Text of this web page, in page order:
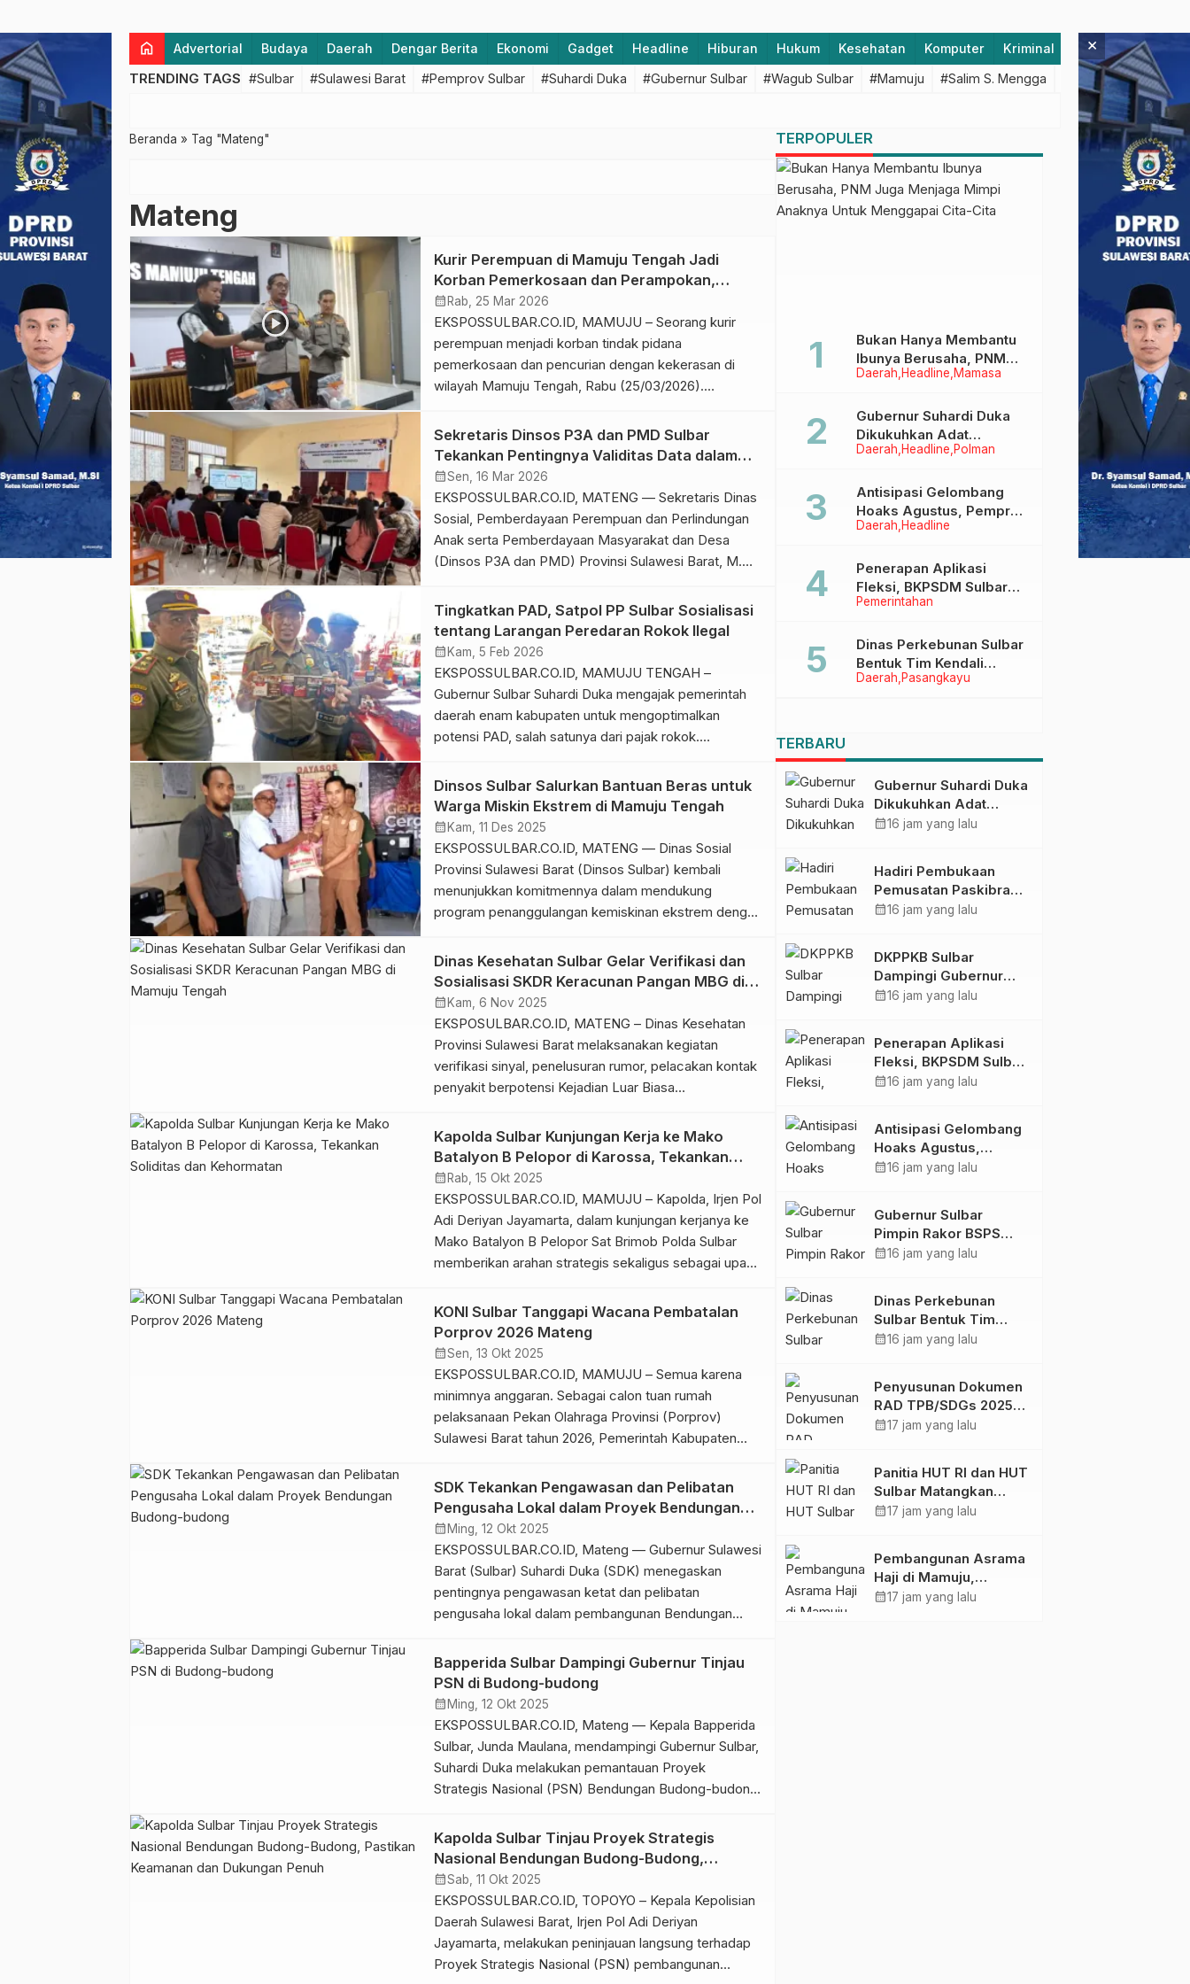
home Advertorial Budaya Daerah Dengar Berita Ekonomi Gadget Headline Hiburan Hukum Kesehatan Komputer Kriminal Lifestyle
TRENDING TAGS #Sulbar #Sulawesi Barat #Pemprov Sulbar #Suhardi Duka #Gubernur Sulbar #Wagub Sulbar #Mamuju #Salim S. Mengga #featured #Polda
Beranda » Tag "Mateng"
Mateng
Kurir Perempuan di Mamuju Tengah Jadi
Korban Pemerkosaan dan Perampokan,
Pelaku Ditangkap Polisi
calendar_month Rab, 25 Mar 2026
EKSPOSSULBAR.CO.ID, MAMUJU – Seorang kurir
perempuan menjadi korban tindak pidana
pemerkosaan dan pencurian dengan kekerasan di
wilayah Mamuju Tengah, Rabu (25/03/2026).
peristiwa bermula saat pelaku memesan jasa antar
kepada korban dengan dalih menjemput ibunya dari
Desa Tapilina menuju Desa Tumbu. Namun, setibanya
di lokasi kejadian, pelaku justru mengancam korban
[…]
Sekretaris Dinsos P3A dan PMD Sulbar
Tekankan Pentingnya Validitas Data dalam
Penanganan ATS di Daerah
calendar_monthSen, 16 Mar 2026
EKSPOSSULBAR.CO.ID, MATENG — Sekretaris Dinas
Sosial, Pemberdayaan Perempuan dan Perlindungan
Anak serta Pemberdayaan Masyarakat dan Desa
(Dinsos P3A dan PMD) Provinsi Sulawesi Barat, M.
kegiatan Pelatihan Rekonfirmasi Data Anak Tidak
Sekolah (ATS) di Kabupaten Mamuju Tengah.
Kegiatan yang dilaksanakan oleh Dinas Pendidikan dan
Kebudayaan Provinsi Sulawesi Barat tersebut
berlangsung […]
Tingkatkan PAD, Satpol PP Sulbar Sosialisasi
tentang Larangan Peredaran Rokok Ilegal
calendar_month Kam, 5 Feb 2026
EKSPOSSULBAR.CO.ID, MAMUJU TENGAH –
Gubernur Sulbar Suhardi Duka mengajak pemerintah
daerah enam kabupaten untuk mengoptimalkan
potensi PAD, salah satunya dari pajak rokok.
Sulbar konsisten melakukan sosialisasi larangan
peredaran rokok ilegal di enam kabupaten. Kepala
Bidang Penegakan Perundang Undangan Daerah,
Dermawan mengemukakan, sosialisasi ini dilakukan
dengan bekerjasama Satpol […]
Dinsos Sulbar Salurkan Bantuan Beras untuk
Warga Miskin Ekstrem di Mamuju Tengah
calendar_month Kam, 11 Des 2025
EKSPOSSULBAR.CO.ID, MATENG — Dinas Sosial
Provinsi Sulawesi Barat (Dinsos Sulbar) kembali
menunjukkan komitmennya dalam mendukung
program penanggulangan kemiskinan ekstrem dengan
mampu di Kabupaten Mamuju Tengah pada Selasa, 9
Desember 2025. Penyaluran bantuan tersebut
dilakukan langsung oleh Kepala Bidang Perlindungan
dan Jaminan Sosial (Linjamsos) Dinsos Sulbar, Surdin,
yang hadir mewakili […]
Dinas Kesehatan Sulbar Gelar Verifikasi dan
Sosialisasi SKDR Keracunan Pangan MBG di
Mamuju Tengah
calendar_month Kam, 6 Nov 2025
EKSPOSULBAR.CO.ID, MATENG – Dinas Kesehatan
Provinsi Sulawesi Barat melaksanakan kegiatan
verifikasi sinyal, penelusuran rumor, pelacakan kontak
penyakit berpotensi Kejadian Luar Biasa
pencatatan dan pelaporan keracunan pangan pada
program Makanan Bergizi Gratis (MBG) pada aplikasi
Sistem Kewaspadaan Dini dan Respon (SKDR).
Kegiatan ini berlangsung di Kabupaten Mamuju
Tengah pada 3–5 November […]
Kapolda Sulbar Kunjungan Kerja ke Mako
Batalyon B Pelopor di Karossa, Tekankan
Soliditas dan Kehormatan
calendar_month Rab, 15 Okt 2025
EKSPOSSULBAR.CO.ID, MAMUJU – Kapolda, Irjen Pol
Adi Deriyan Jayamarta, dalam kunjungan kerjanya ke
Mako Batalyon B Pelopor Sat Brimob Polda Sulbar
memberikan arahan strategis sekaligus sebagai upaya
jajarannya dalam menajaga stabilitas kamtibmas,
Selasa (14/10/25) Dalam arahannya, Kapolda Sulbar
menyampaikan kekagumannya terhadap integritas,
semangat juang dan loyalitas anggota Brimob.
“Batalyon […]
KONI Sulbar Tanggapi Wacana Pembatalan
Porprov 2026 Mateng
calendar_monthSen, 13 Okt 2025
EKSPOSSULBAR.CO.ID, MAMUJU – Semua karena
minimnya anggaran. Sebagai calon tuan rumah
pelaksanaan Pekan Olahraga Provinsi (Porprov)
Sulawesi Barat tahun 2026, Pemerintah Kabupaten
untuk gelaran empat tahunan itu. Arsal Aras, Bupati
Mamuju Tengah bahkan telah memberi penegasan
seputar ketidakmampuannta untuk melaksanan
Porprov tahun depan. Kata dia, besarnya pemotongan
anggaran oleh pemerintah […]
SDK Tekankan Pengawasan dan Pelibatan
Pengusaha Lokal dalam Proyek Bendungan
Budong-budong
calendar_month Ming, 12 Okt 2025
EKSPOSSULBAR.CO.ID, Mateng — Gubernur Sulawesi
Barat (Sulbar) Suhardi Duka (SDK) menegaskan
pentingnya pengawasan ketat dan pelibatan
pengusaha lokal dalam pembangunan Bendungan
Topoyo, Kabupaten Mamuju Tengah (Mateng). Hal itu
disampaikan SDK saat meninjau langsung Proyek
Strategis Nasional (PSN) senilai Rp1,029 triliun
tersebut, Sabtu (11/10/2025). Dalam kunjungan itu, SDK
didampingi Kapolda Sulbar […]
Bapperida Sulbar Dampingi Gubernur Tinjau
PSN di Budong-budong
calendar_month Ming, 12 Okt 2025
EKSPOSSULBAR.CO.ID, Mateng — Kepala Bapperida
Sulbar, Junda Maulana, mendampingi Gubernur Sulbar,
Suhardi Duka melakukan pemantauan Proyek
Strategis Nasional (PSN) Bendungan Budong-budong
(11/10/2025). Pembangunan bendungan di Desa
Salulebbo, Kecamatan Topoyo itu merupakan satu-
satunya PSN yang berada di Sulbar. Progres
pembangunannya kini diklaim mencapai sekitar 62
persen. Hal ini sejalan dengan […]
Kapolda Sulbar Tinjau Proyek Strategis
Nasional Bendungan Budong-Budong,
Pastikan Keamanan dan Dukungan Penuh
calendar_monthSab, 11 Okt 2025
EKSPOSSULBAR.CO.ID, TOPOYO – Kepala Kepolisian
Daerah Sulawesi Barat, Irjen Pol Adi Deriyan
Jayamarta, melakukan peninjauan langsung terhadap
Proyek Strategis Nasional (PSN) pembangunan
TERPOPULER
Daerah Headline Mamasa
Bukan Hanya Membantu
Ibunya Berusaha, PNM
Juga Menjaga Mimpi
Menggapai Cita-Cita
Daerah Headline Polman
Gubernur Suhardi Duka
Dikukuhkan Adat
Balanipa, Raih Gelar Sulo
Daerah Headline
Antisipasi Gelombang
Hoaks Agustus, Pemprov
Sulbar Ajak Warga Jaga
Pemerintahan
Penerapan Aplikasi
Fleksi, BKPSDM Sulbar
Dorong Transformasi
ASN
Daerah Pasangkayu
Dinas Perkebunan Sulbar
Bentuk Tim Kendali
Internal ICS untuk Dukung
TERBARU
Gubernur Suhardi Duka
Dikukuhkan Adat
Balanipa, Raih Gelar
calendar_month16 jam yang lalu
Hadiri Pembukaan
Pemusatan Paskibraka
Provinsi, Murdanil: Ini
calendar_month16 jam yang lalu
DKPPKB Sulbar
Dampingi Gubernur
Terima Audiensi
Malolo
calendar_month16 jam yang lalu
Penerapan Aplikasi
Fleksi, BKPSDM Sulbar
Dorong Transformasi
calendar_month16 jam yang lalu
Antisipasi Gelombang
Hoaks Agustus,
Pemprov Sulbar Ajak
calendar_month16 jam yang lalu
Gubernur Sulbar
Pimpin Rakor BSPS
2026: Mamuju dan
5.250 Unit
calendar_month16 jam yang lalu
Dinas Perkebunan
Sulbar Bentuk Tim
Kendali Internal ICS
Pekebun di
Pasangkayu
calendar_month16 jam yang lalu
Penyusunan Dokumen
RAD TPB/SDGs 2025–
2029 Perkuat Arah
Barat
calendar_month17 jam yang lalu
Panitia HUT RI dan HUT
Sulbar Matangkan
Persiapan, Berbagai
Sulbar
calendar_month17 jam yang lalu
Pembangunan Asrama
Haji di Mamuju,
Pemkesra dan
calendar_month17 jam yang lalu
×